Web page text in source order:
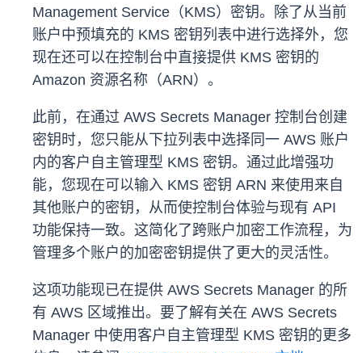
Management Service（KMS）密钥。除了从当前
账户中预填充的 KMS 密钥列表中进行选择外，您
现在还可以在控制台中直接提供 KMS 密钥的
Amazon 资源名称（ARN）。
此前，在通过 AWS Secrets Manager 控制台创建
密钥时，您只能从下拉列表中选择同一 AWS 账户
内的客户自主管理型 KMS 密钥。通过此增强功
能，您现在可以输入 KMS 密钥 ARN 来使用来自
其他账户的密钥，从而使控制台体验与现有 API
功能保持一致。这简化了跨账户加密工作流程，为
管理多个账户的加密密钥提供了更大的灵活性。
这项功能现已在提供 AWS Secrets Manager 的所
有 AWS 区域推出。要了解有关在 AWS Secrets
Manager 中使用客户自主管理型 KMS 密钥的更多